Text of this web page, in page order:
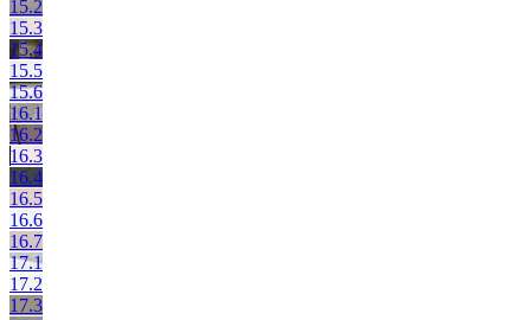
15.2
15.3
15.4
15.5
15.6
16.1
16.2
16.3
16.4
16.5
16.6
16.7
17.1
17.2
17.3